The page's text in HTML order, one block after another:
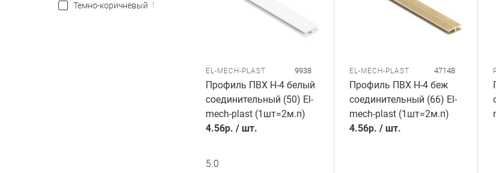
Темно-коричневый 1
EL-MECH-PLAST 9938
Профиль ПВХ Н-4 белый
соединительный (50) El-
mech-plast (1шт=2м.п)
4.56р. / шт.
5.0
EL-MECH-PLAST 47148
Профиль ПВХ Н-4 беж
соединительный (66) El-
mech-plast (1шт=2м.п)
4.56р. / шт.